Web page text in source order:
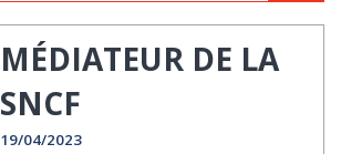
MÉDIATEUR DE LA
SNCF
19/04/2023